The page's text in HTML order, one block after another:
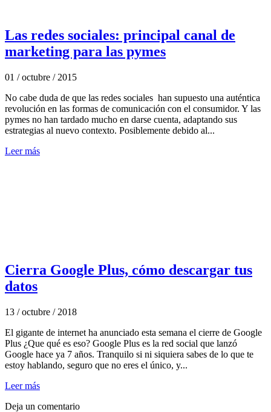
Las redes sociales: principal canal de
marketing para las pymes
01 / octubre / 2015
No cabe duda de que las redes sociales han supuesto una auténtica
revolución en las formas de comunicación con el consumidor. Y las
pymes no han tardado mucho en darse cuenta, adaptando sus
estrategias al nuevo contexto. Posiblemente debido al...
Leer más
Cierra Google Plus, cómo descargar tus
datos
13 / octubre / 2018
El gigante de internet ha anunciado esta semana el cierre de Google
Plus ¿Que qué es eso? Google Plus es la red social que lanzó
Google hace ya 7 años. Tranquilo si ni siquiera sabes de lo que te
estoy hablando, seguro que no eres el único, y...
Leer más
Deja un comentario